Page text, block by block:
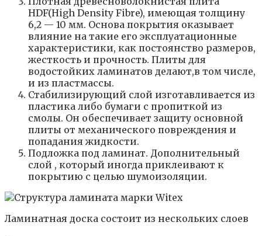
HDF(High Density Fibre), имеющая толщину
6,2 — 10 мм. Основа покрытия оказывает
влияние на такие его эксплуатационные
характеристики, как постоянство размеров,
жесткость и прочность. Плиты для
водостойких ламинатов делают,в том числе,
и из пластмассы.
Стабилизирующий слой изготавливается из
пластика либо бумаги с пропиткой из
смолы. Он обеспечивает защиту основной
плиты от механического повреждения и
попадания жидкости.
Подложка под ламинат. Дополнительный
слой , который иногда приклеивают к
покрытию с целью шумоизоляции.
Ламинатная доска состоит из нескольких слоев